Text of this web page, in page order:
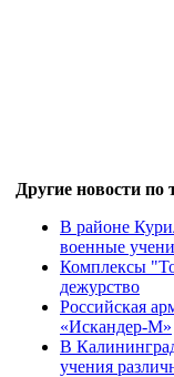
Другие новости по
В районе
военные
Комплексы
дежурство
Российская
«Искандер-М»
В
учения